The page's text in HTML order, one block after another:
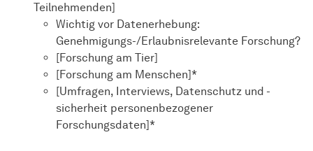
Teilnehmenden]
Wichtig vor Datenerhebung:
Genehmigungs-/Erlaubnisrelevante Forschung?
[Forschung am Tier]
[Forschung am Menschen]*
[Umfragen, Interviews, Datenschutz und -
sicherheit personenbezogener
Forschungsdaten]*